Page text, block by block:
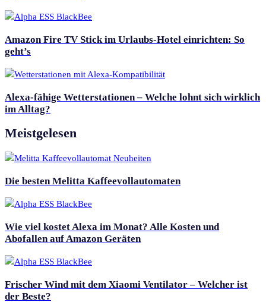
Amazon Fire TV Stick im Urlaubs-Hotel einrichten: So
geht’s
Alexa-fähige Wetterstationen – Welche lohnt sich wirklich
im Alltag?
Meistgelesen
Die besten Melitta Kaffeevollautomaten
Wie viel kostet Alexa im Monat? Alle Kosten und
Abofallen auf Amazon Geräten
Frischer Wind mit dem Xiaomi Ventilator – Welcher ist
der Beste?